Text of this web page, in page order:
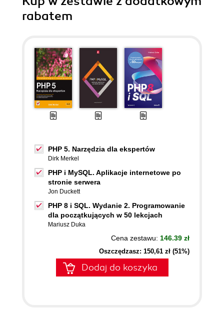
rabatem
PHP 5. Narzędzia dla ekspertów
Dirk Merkel
PHP i MySQL. Aplikacje internetowe po
stronie serwera
Jon Duckett
PHP 8 i SQL. Wydanie 2. Programowanie
dla początkujących w 50 lekcjach
Mariusz Duka
Cena zestawu: 146.39 zł
Oszczędzasz: 150,61 zł (51%)
Dodaj do koszyka